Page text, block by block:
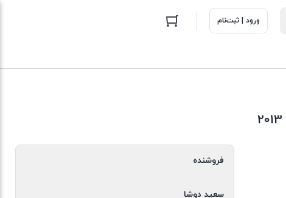
ورود | ثبت‌نام
فروشنده
سعید دوشا